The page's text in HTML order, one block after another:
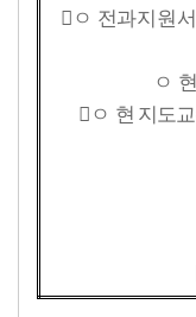
ㅇ 전과지원
ㅇ
ㅇ 현 지도